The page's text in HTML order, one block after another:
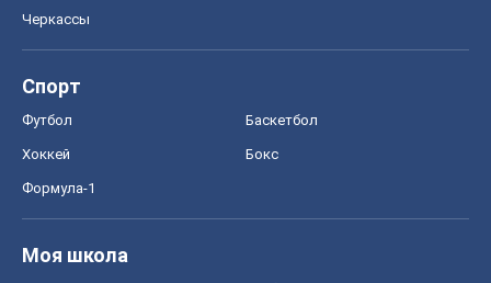
Черкассы
Спорт
Футбол Баскетбол
Хоккей Бокс
Формула-1
Моя школа